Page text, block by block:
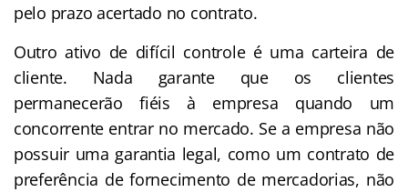
pelo prazo acertado no contrato.
Outro ativo de difícil controle é uma carteira de
cliente. Nada garante que os clientes
permanecerão fiéis à empresa quando um
concorrente entrar no mercado. Se a empresa não
possuir uma garantia legal, como um contrato de
preferência de fornecimento de mercadorias, não